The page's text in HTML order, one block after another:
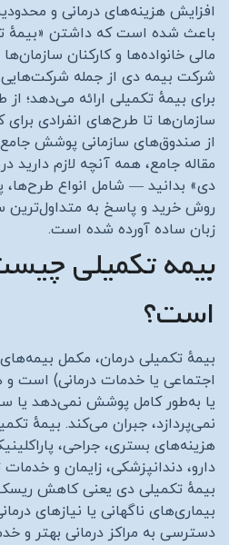
افزایش هزینه‌های درمانی و
باعث شده است که داشتن «بیمهٔ
مالی خانواده‌ها و کارکنان
شرکت بیمه دی از جمله
برای بیمهٔ تکمیلی ارائه می‌دهد؛
سازمان‌ها تا طرح‌های انفرادی
از صندوق‌های سازمانی پوشش
مقاله جامع، همه آنچه لازم دارید
دی» بدانید — شامل انواع
روش خرید و پاسخ به
زبان ساده آورده شده است.
بیمه تکمیلی
است؟
بیمهٔ تکمیلی درمان، مکمل بیمه‌های
اجتماعی یا خدمات درمانی) است و
یا به‌طور کامل پوشش نمی‌دهد یا
نمی‌پردازد، جبران می‌کند. بیمهٔ
هزینه‌های بستری، جراحی،
دارو، دندانپزشکی، زایمان و
بیمهٔ تکمیلی دی یعنی کاهش ریسک
بیماری‌های ناگهانی یا نیازهای
دسترسی به مراکز درمانی بهتر و